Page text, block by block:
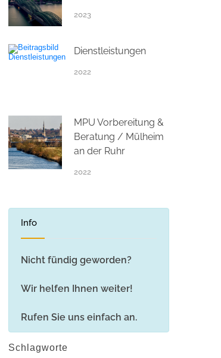
2023
Dienstleistungen
2022
MPU Vorbereitung &
Beratung / Mülheim
an der Ruhr
2022
Info
Nicht fündig geworden?
Wir helfen Ihnen weiter!
Rufen Sie uns einfach an.
Schlagworte